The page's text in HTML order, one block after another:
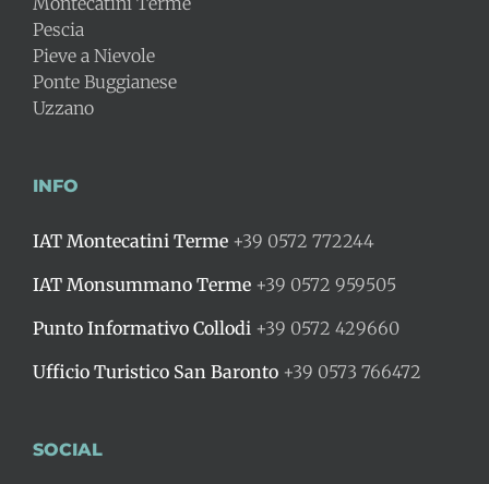
Pescia
Pieve a Nievole
Ponte Buggianese
Uzzano
INFO
IAT Montecatini Terme +39 0572 772244
IAT Monsummano Terme +39 0572 959505
Punto Informativo Collodi +39 0572 429660
Ufficio Turistico San Baronto +39 0573 766472
SOCIAL